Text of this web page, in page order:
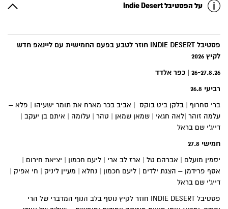
על הפסטיבל Indie Desert
פסטיבל INDIE DESERT
חוזר לטבע בפעם החמישית עם ליינאפ חדש
לקיץ 2026
26-27.8.26 | כפר אלדד
רביעי 26.8
ברי סחרוף | בלקן ביט בוקס | אביב בכר מארח את תומר ישעיהו | פלא –
עלמה זוהר |לאה חגאי | שמאן שמאן | טהר | עלומה | איתם בן יעקב |
דייג'י שם בראל
חמישי 27.8
יסמין מועלם | אברהם טל | ארז לב ארי | ליעם חכמון | יציאת חירום |
אסף פרידמן – הצגת ילדים | ליעם חכמון | נחלא | מעיין ליניק | חי אפיק |
דייג'י שם בראל
פסטיבל INDIE DESERT חוזר לקיץ נוסף בלב הנוף המדברי של הרי